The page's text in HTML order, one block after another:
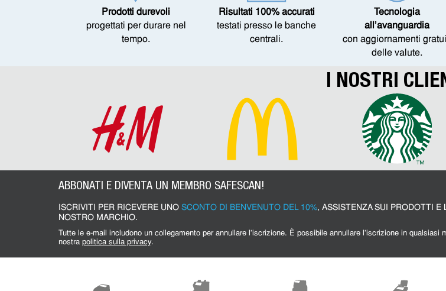
Prodotti durevoli
progettati per durare nel
tempo.
Risultati 100% accurati
testati presso le banche
centrali.
Tecnologia
all’avanguardia
con aggiornamenti
delle valute.
I NOSTRI
ABBONATI E DIVENTA UN MEMBRO SAFESCAN!
ISCRIVITI PER RICEVERE UNO SCONTO DI BENVENUTO DEL 10%, ASSISTENZA SUI PRODOTTI E
NOSTRO MARCHIO.
Tutte le e-mail includono un collegamento per annullare l'iscrizione. È possibile annullare l'iscrizione in qualsiasi momento. Consulta la
nostra politica sulla privacy.